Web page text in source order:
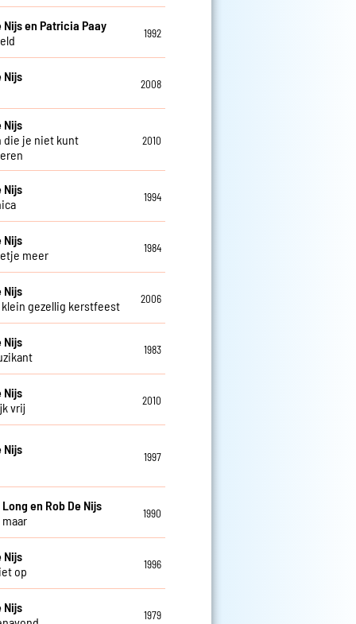
Nijs en Patricia Paay
1992
Nijs
2008
Nijs
die je niet kunt
2010
Nijs
1994
Nijs
meer
1984
Nijs
gezellig kerstfeest
2006
Nijs
1983
Nijs
vrij
2010
Nijs
1997
en Rob De Nijs
maar
1990
Nijs
op
1996
Nijs
1979